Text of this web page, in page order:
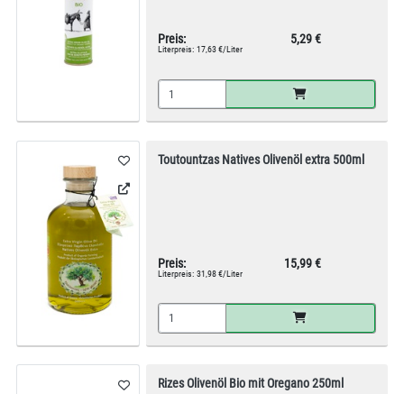
Preis: 5,29 €
Literpreis: 17,63 €/Liter
Toutountzas Natives Olivenöl extra 500ml
Preis: 15,99 €
Literpreis: 31,98 €/Liter
Rizes Olivenöl Bio mit Oregano 250ml